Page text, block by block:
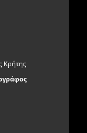
Κρήτης